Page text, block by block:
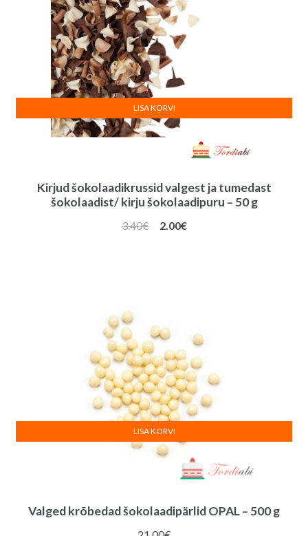
Kirjud šokolaadikrussid valgest ja tumedast
šokolaadist/ kirju šokolaadipuru – 50 g
3.40€
Algne
2.00€Praegune
LISA KORVI
Valged krõbedad šokolaadipärlid OPAL – 500 g
LISA KORVI